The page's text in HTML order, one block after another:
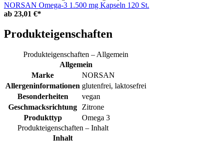
NORSAN Omega-3 1.500 mg Kapseln 120 St.
ab 23,01 €*
Produkteigenschaften
Produkteigenschaften – Allgemein
Allgemein
Marke
NORSAN
Allergeninformationen glutenfrei, laktosefrei
Besonderheiten
vegan
Geschmacksrichtung
Zitrone
Produkttyp
Omega 3
Produkteigenschaften – Inhalt
Inhalt